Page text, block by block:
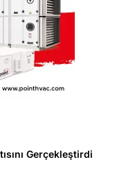
Gerçekleştirdi